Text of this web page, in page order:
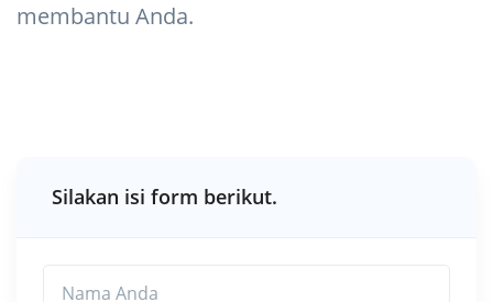
membantu Anda.
Silakan isi form berikut.